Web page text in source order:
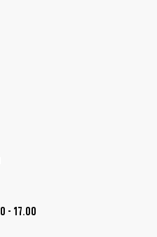
- 17.00